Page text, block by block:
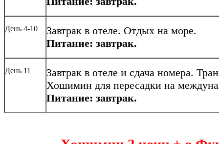
День 4-10
Завтрак в отеле. Отдых на море.
Питание: завтрак.
День 11
Завтрак в отеле и сдача номера.
Хошимин для пересадки на
Питание: завтрак.